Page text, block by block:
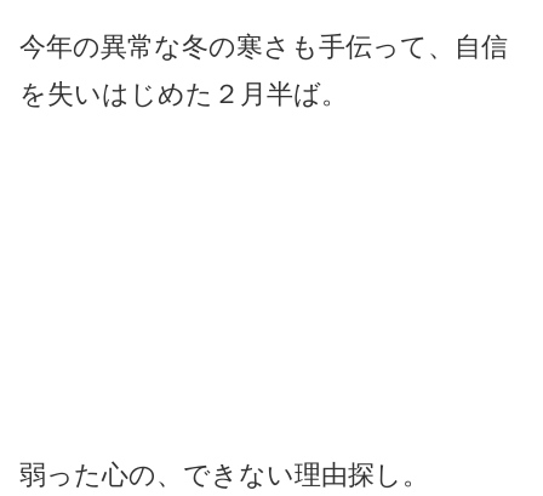
今年の異常な冬の寒さも手伝って、自信
を失いはじめた２月半ば。
弱った心の、できない理由探し。